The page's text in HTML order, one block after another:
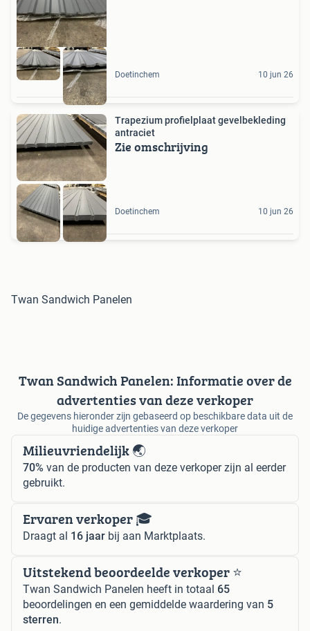
Doetinchem 10 jun 26
Trapezium profielplaat gevelbekleding
antraciet
Zie omschrijving
Doetinchem 10 jun 26
Twan Sandwich Panelen
Twan Sandwich Panelen: Informatie over de
advertenties van deze verkoper
De gegevens hieronder zijn gebaseerd op beschikbare data uit de
huidige advertenties van deze verkoper
Milieuvriendelijk 🌏
70% van de producten van deze verkoper zijn al eerder
gebruikt.
Ervaren verkoper 🎓
Draagt al 16 jaar bij aan Marktplaats.
Uitstekend beoordeelde verkoper ⭐️
Twan Sandwich Panelen heeft in totaal 65
beoordelingen en een gemiddelde waardering van 5
sterren.